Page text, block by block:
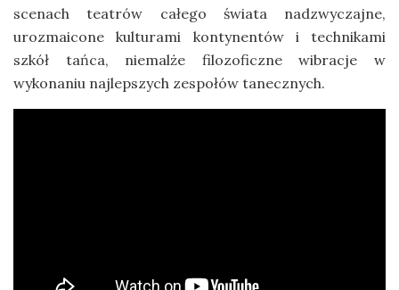
scenach teatrów całego świata nadzwyczajne,
urozmaicone kulturami kontynentów i technikami
szkół tańca, niemalże filozoficzne wibracje w
wykonaniu najlepszych zespołów tanecznych.